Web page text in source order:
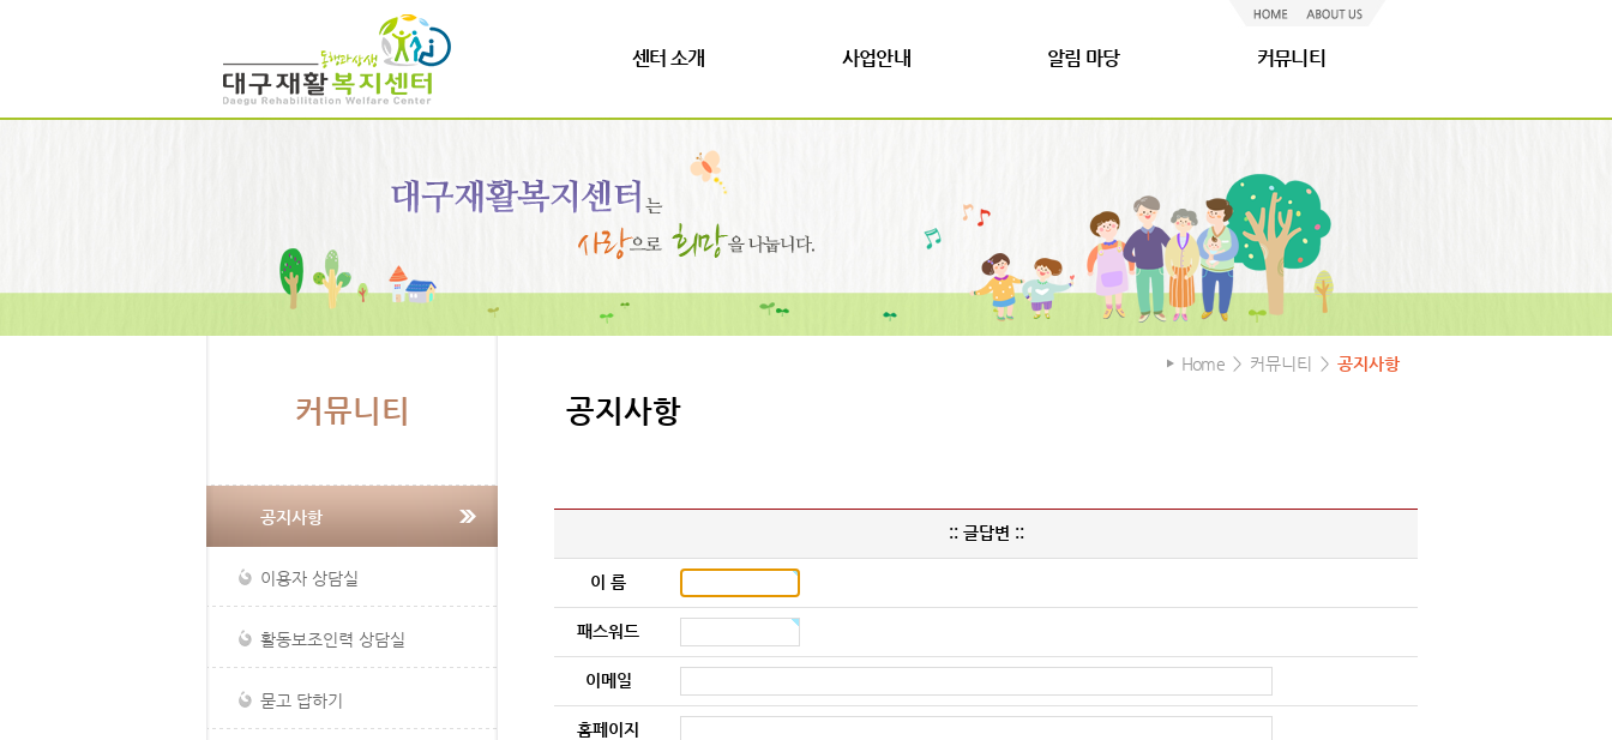
센터 소개 사업안내 알림 마당 커뮤니티
커뮤니티
공지사항
이용자 상담실
활동보조인력 상담실
묻고 답하기
Home ＞ 커뮤니티 ＞ 공지사항
공지사항
:: 글답변 ::
이 름
패스워드
이메일
홈페이지